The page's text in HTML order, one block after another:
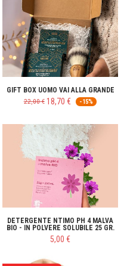
GIFT BOX UOMO VAI ALLA GRANDE
22,00 €18,70 € -15%
DETERGENTE NTIMO PH 4 MALVA
BIO - IN POLVERE SOLUBILE 25 GR.
5,00 €